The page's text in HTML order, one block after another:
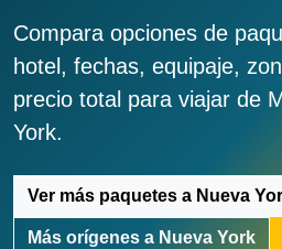
Compara opciones de
hotel, fechas, equipaje,
precio total para viajar de
York.
Ver más paquetes a Nueva
Más orígenes a Nueva York